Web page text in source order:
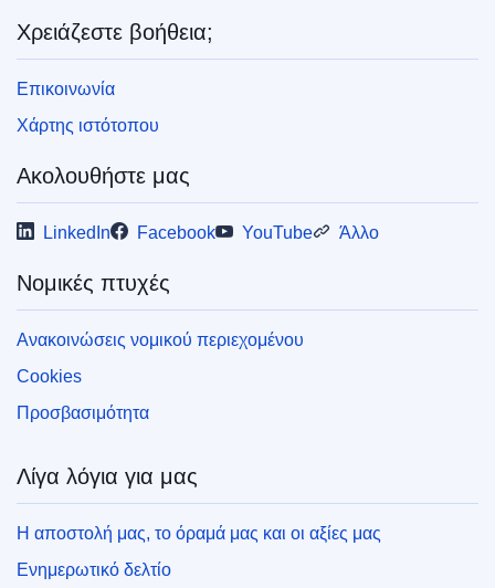
Χρειάζεστε βοήθεια;
Επικοινωνία
Χάρτης ιστότοπου
Ακολουθήστε μας
LinkedIn Facebook YouTube Άλλο
Νομικές πτυχές
Ανακοινώσεις νομικού περιεχομένου
Cookies
Προσβασιμότητα
Λίγα λόγια για μας
Η αποστολή μας, το όραμά μας και οι αξίες μας
Ενημερωτικό δελτίο